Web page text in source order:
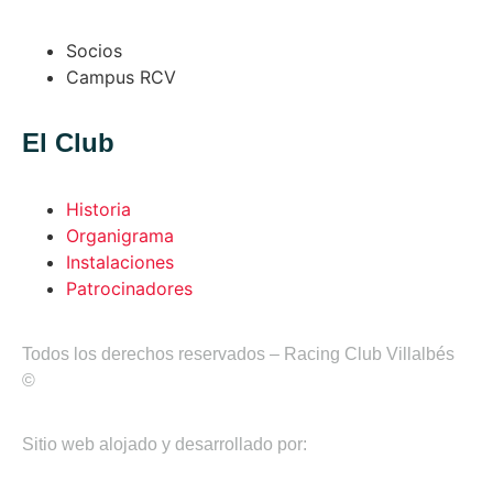
Socios
Campus RCV
El Club
Historia
Organigrama
Instalaciones
Patrocinadores
Todos los derechos reservados – Racing Club Villalbés
©
Sitio web alojado y desarrollado por: